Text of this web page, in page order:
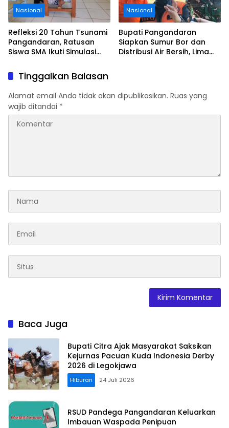
Nasional
Refleksi 20 Tahun Tsunami
Pangandaran, Ratusan
Siswa SMA Ikuti Simulasi
Tsunami
Nasional
Bupati Pangandaran
Siapkan Sumur Bor dan
Distribusi Air Bersih, Lima
Tinggalkan Balasan
Alamat email Anda tidak akan dipublikasikan. Ruas yang
wajib ditandai *
Baca Juga
Bupati Citra Ajak Masyarakat Saksikan
Kejurnas Pacuan Kuda Indonesia Derby
2026 di Legokjawa
Hiburan 24 Juli 2026
RSUD Pandega Pangandaran Keluarkan
Imbauan Waspada Penipuan